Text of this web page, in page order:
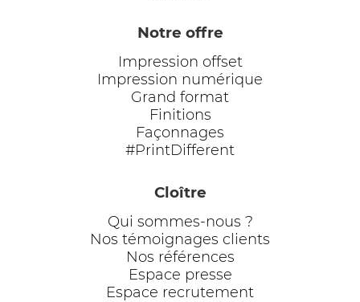
Notre offre
Impression offset
Impression numérique
Grand format
Finitions
Façonnages
#PrintDifferent
Cloître
Qui sommes-nous ?
Nos témoignages clients
Nos références
Espace presse
Espace recrutement